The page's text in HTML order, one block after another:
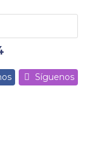
Síguenos